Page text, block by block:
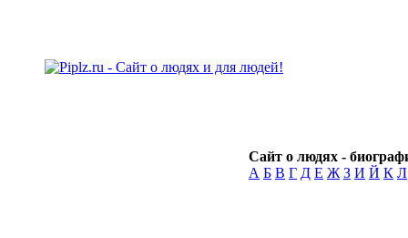
Сайт о людях -
А Б В Г Д Е Ж З И Й К Л